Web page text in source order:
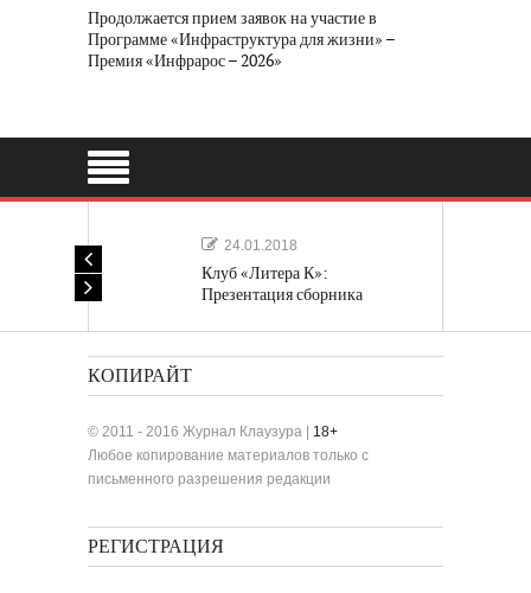
Продолжается прием заявок на участие в
Программе «Инфраструктура для жизни» –
Премия «Инфрарос – 2026»
24.01.2018
Клуб «Литера К»:
Презентация сборника
КОПИРАЙТ
© 2011 - 2016 Журнал Клаузура | 18+
Любое копирование материалов только с
письменного разрешения редакции
РЕГИСТРАЦИЯ